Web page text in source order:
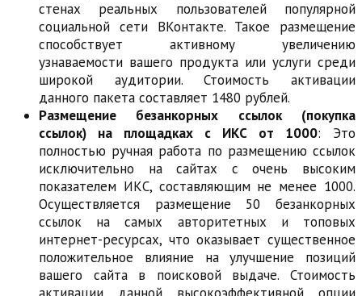
стенах реальных пользователей популярной
социальной сети ВКонтакте. Такое размещение
способствует активному увеличению
узнаваемости вашего продукта или услуги среди
широкой аудитории. Стоимость активации
данного пакета составляет 1480 рублей.
Размещение безанкорных ссылок (покупка
ссылок) на площадках с ИКС от 1000: Это
полностью ручная работа по размещению ссылок
исключительно на сайтах с очень высоким
показателем ИКС, составляющим не менее 1000.
Осуществляется размещение 50 безанкорных
ссылок на самых авторитетных и топовых
интернет-ресурсах, что оказывает существенное
положительное влияние на улучшение позиций
вашего сайта в поисковой выдаче. Стоимость